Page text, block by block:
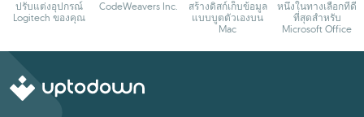
ปรับแต่งอุปกรณ์
Logitech ของคุณ
CodeWeavers Inc.
สร้างดิสก์เก็บข้อมูล
แบบบูตตัวเองบน
Mac
หนึ่งในทางเลือกที่ดี
ที่สุดสำหรับ
Microsoft Office